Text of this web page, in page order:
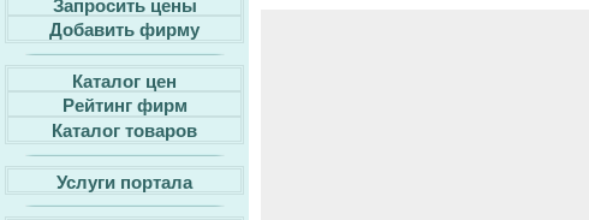
Запросить цены
Добавить фирму
Каталог цен
Рейтинг фирм
Каталог товаров
Услуги портала